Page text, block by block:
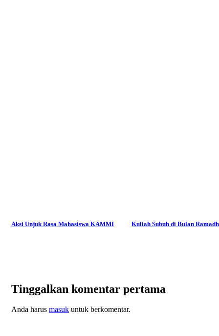
Aksi Unjuk Rasa Mahasiswa KAMMI Kuliah Subuh di Bulan
Tinggalkan komentar pertama
Anda harus masuk untuk berkomentar.